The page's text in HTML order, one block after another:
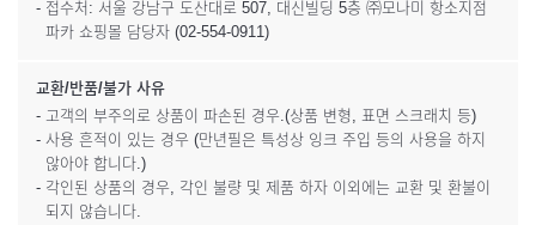
- 접수처: 서울 강남구 도산대로 507, 대신빌딩 5층 ㈜모나미 항소지점
파카 쇼핑몰 담당자 (02-554-0911)
교환/반품/불가 사유
- 고객의 부주의로 상품이 파손된 경우.(상품 변형, 표면 스크래치 등)
- 사용 흔적이 있는 경우 (만년필은 특성상 잉크 주입 등의 사용을 하지
않아야 합니다.)
- 각인된 상품의 경우, 각인 불량 및 제품 하자 이외에는 교환 및 환불이
되지 않습니다.